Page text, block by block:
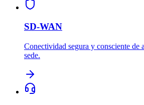
SD-WAN
Conectividad segura y consciente de
sede.